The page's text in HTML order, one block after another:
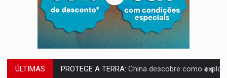
ÚLTIMAS PROTEGE A TERRA: China descobre como explodir asteroide com bomba